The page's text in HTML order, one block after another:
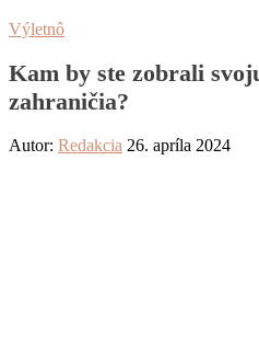
Výletnô
Kam by ste zobrali
zahraničia?
Autor: Redakcia 26. apríla 2024